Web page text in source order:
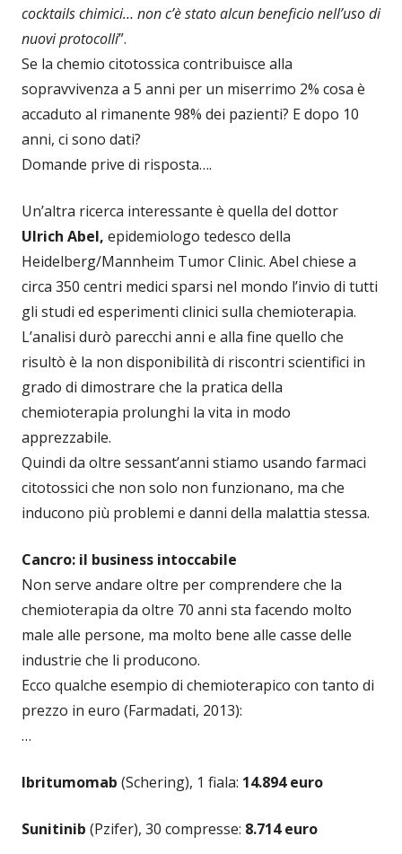
cocktails chimici… non c’è stato alcun beneficio nell’uso di
nuovi protocolli”.
Se la chemio citotossica contribuisce alla
sopravvivenza a 5 anni per un miserrimo 2% cosa è
accaduto al rimanente 98% dei pazienti? E dopo 10
anni, ci sono dati?
Domande prive di risposta….
Un’altra ricerca interessante è quella del dottor
Ulrich Abel, epidemiologo tedesco della
Heidelberg/Mannheim Tumor Clinic. Abel chiese a
circa 350 centri medici sparsi nel mondo l’invio di tutti
gli studi ed esperimenti clinici sulla chemioterapia.
L’analisi durò parecchi anni e alla fine quello che
risultò è la non disponibilità di riscontri scientifici in
grado di dimostrare che la pratica della
chemioterapia prolunghi la vita in modo
apprezzabile.
Quindi da oltre sessant’anni stiamo usando farmaci
citotossici che non solo non funzionano, ma che
inducono più problemi e danni della malattia stessa.
Cancro: il business intoccabile
Non serve andare oltre per comprendere che la
chemioterapia da oltre 70 anni sta facendo molto
male alle persone, ma molto bene alle casse delle
industrie che li producono.
Ecco qualche esempio di chemioterapico con tanto di
prezzo in euro (Farmadati, 2013):
…
Ibritumomab (Schering), 1 fiala: 14.894 euro
Sunitinib (Pzifer), 30 compresse: 8.714 euro